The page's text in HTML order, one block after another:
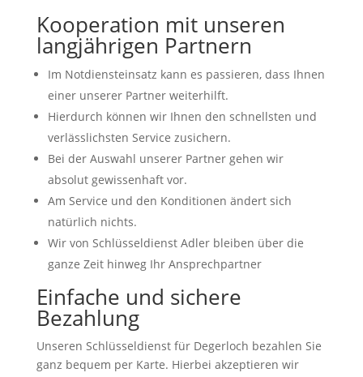
Kooperation mit unseren
langjährigen Partnern
Im Notdiensteinsatz kann es passieren, dass Ihnen
einer unserer Partner weiterhilft.
Hierdurch können wir Ihnen den schnellsten und
verlässlichsten Service zusichern.
Bei der Auswahl unserer Partner gehen wir
absolut gewissenhaft vor.
Am Service und den Konditionen ändert sich
natürlich nichts.
Wir von Schlüsseldienst Adler bleiben über die
ganze Zeit hinweg Ihr Ansprechpartner
Einfache und sichere
Bezahlung
Unseren Schlüsseldienst für Degerloch bezahlen Sie
ganz bequem per Karte. Hierbei akzeptieren wir